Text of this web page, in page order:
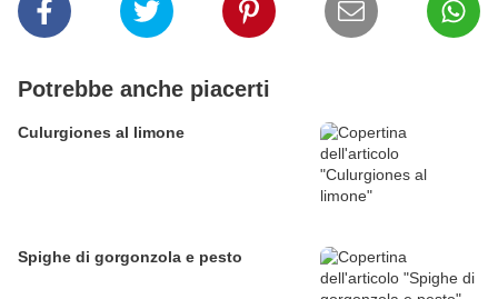
Potrebbe anche piacerti
Culurgiones al limone
Spighe di gorgonzola e pesto